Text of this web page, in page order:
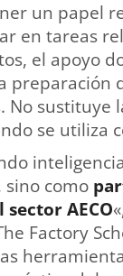
un papel
en tareas
el apoyo
preparación
No sustituye
se utiliza
sino como
AECO
Factory